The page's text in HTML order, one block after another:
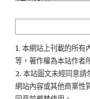
1. 本網站上刊載的所有
等，著作權為本站作者
2. 本站圖文未經同意請
網站內容或其他商業性